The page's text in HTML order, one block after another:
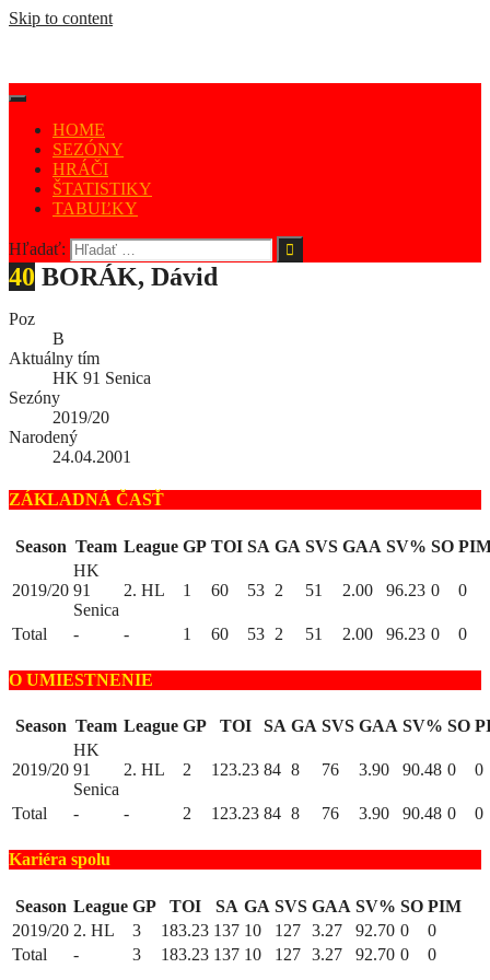
Skip to content
HOME
SEZÓNY
HRÁČI
ŠTATISTIKY
TABUĽKY
Hľadať:
40 BORÁK, Dávid
Poz
B
Aktuálny tím
HK 91 Senica
Sezóny
2019/20
Narodený
24.04.2001
ZÁKLADNÁ ČASŤ
Season Team League GP TOI SA GA SVS GAA SV% SO
2019/20
HK
91
Senica
2. HL 1 60 53 2 51 2.00 96.23 0 0
Total - - 1 60 53 2 51 2.00 96.23 0 0
O UMIESTNENIE
Season Team League GP TOI SA GA SVS GAA SV% SO
2019/20
HK
91
Senica
2. HL 2 123.23 84 8 76 3.90 90.48 0 0
Total - - 2 123.23 84 8 76 3.90 90.48 0 0
Kariéra spolu
Season League GP TOI SA GA SVS GAA SV% SO PIM
2019/20 2. HL 3 183.23 137 10 127 3.27 92.70 0
0
Total
- 3 183.23 137 10 127 3.27 92.70 0 0